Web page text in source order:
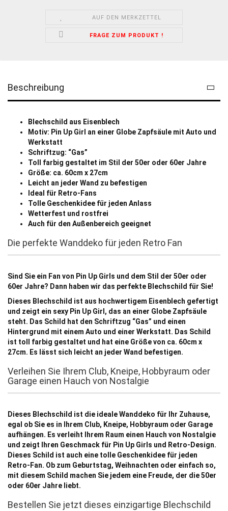
AUF DEN MERKZETTEL
FRAGE ZUM PRODUKT !
Beschreibung
Blechschild aus Eisenblech
Motiv: Pin Up Girl an einer Globe Zapfsäule mit Auto und
Werkstatt
Schriftzug: “Gas”
Toll farbig gestaltet im Stil der 50er oder 60er Jahre
Größe: ca. 60cm x 27cm
Leicht an jeder Wand zu befestigen
Ideal für Retro-Fans
Tolle Geschenkidee für jeden Anlass
Wetterfest und rostfrei
Auch für den Außenbereich geeignet
Die perfekte Wanddeko für jeden Retro Fan
Sind Sie ein Fan von Pin Up Girls und dem Stil der 50er oder
60er Jahre? Dann haben wir das perfekte Blechschild für Sie!
Dieses Blechschild ist aus hochwertigem Eisenblech gefertigt
und zeigt ein sexy Pin Up Girl, das an einer Globe Zapfsäule
steht. Das Schild hat den Schriftzug “Gas” und einen
Hintergrund mit einem Auto und einer Werkstatt. Das Schild
ist toll farbig gestaltet und hat eine Größe von ca. 60cm x
27cm. Es lässt sich leicht an jeder Wand befestigen.
Verleihen Sie Ihrem Club, Kneipe, Hobbyraum oder
Garage einen Hauch von Nostalgie
Dieses Blechschild ist die ideale Wanddeko für Ihr Zuhause,
egal ob Sie es in Ihrem Club, Kneipe, Hobbyraum oder Garage
aufhängen. Es verleiht Ihrem Raum einen Hauch von Nostalgie
und zeigt Ihren Geschmack für Pin Up Girls und Retro-Design.
Dieses Schild ist auch eine tolle Geschenkidee für jeden
Retro-Fan. Ob zum Geburtstag, Weihnachten oder einfach so,
mit diesem Schild machen Sie jedem eine Freude, der die 50er
oder 60er Jahre liebt.
Bestellen Sie jetzt dieses einzigartige Blechschild